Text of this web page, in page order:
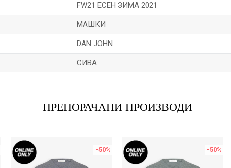
FW21 ЕСЕН ЗИМА 2021
МАШКИ
DAN JOHN
СИВА
ПРЕПОРАЧАНИ ПРОИЗВОДИ
-50% -50%